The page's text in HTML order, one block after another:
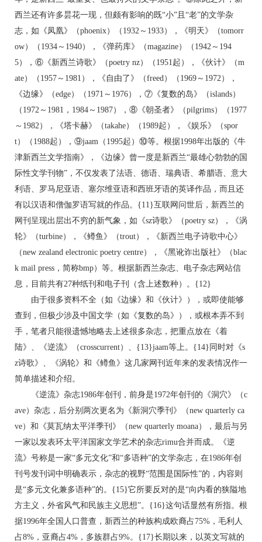
西兰还有许多昙花一现，但颇有影响的既“小”且“老”的文学杂
志，如《凤凰》（phoenix）（1932～1933），《明天》（tomorr
ow）（1934～1940），《弹药库》（magazine）（1942～194
5），⑥《新西兰诗歌》（poetry nz）（1951起），《伙计》（m
ate）（1957～1981），《自由了》（freed）（1969～1972），
《边缘》（edge）（1971～1976），⑦《复数的岛》（islands）
（1972～1981，1984～1987），⑧《朝圣者》（pilgrims）（1977
～1982），《塔卡赫》（takahe）（1989起），《娱乐》（spor
t）（1988起），⑨jaam（1995起）⑩等。根据1998年出版的《牛
津新西兰文学指南》，《边缘》曾一度是新西兰“最雄心勃勃的国
际性文学刊物”，不仅发表了法语、德语、瑞典语、希腊语、意大
利语、罗马尼亚语、塞尔维亚语和西班牙语的英译作品，而且还
有以汉语和僧伽罗语写就的作品。{11}互联网问世后，新西兰的
网刊呈现出层出不穷的新气象，如《sz诗歌》（poetry sz），《涡
轮》（turbine），《鳟鱼》（trout），《新西兰电子诗歌中心》
（new zealand electronic poetry centre），《黑讹诈出版社》（blac
k mail press，简称bmp）等。根据新西兰杂志、电子杂志网站信
息，目前共有27种纸刊和电子刊（含上述数种）。{12}
由于很多资料不全（如《边缘》和《伙计》），或即使能够
查到，但极少涉及中国文学（如《复数的岛》），或根本弄不到
手，笔者只能很遗憾地略去上述很多杂志，把重点放在《着
陆》、《逆流》（crosscurrent）、{13}jaam等上。{14}同时对《s
z诗歌》、《涡轮》和《鳟鱼》这几家网刊近年来的发表情况作一
简单描述和介绍。
《逆流》杂志1986年创刊，前身是1972年创刊的《洞穴》（c
ave）杂志，后分别两次更名为《新洞穴季刊》（new quarterly ca
ve）和《莫瓦纳太平洋季刊》（new quarterly moana），最后与另
一家以发表环太平洋国家文学艺术的杂志rimu合并而成。《逆
流》号称是一家“多元文化”和“多语种”的文学杂志，在1986年创
刊号发刊词中明确表示，杂志的视野“范围是国际性”的，内容则
是“多元文化兼多语种”的。{15}它所要反对的是“向内看的狭隘地
方主义，外省风气和民族主义思想”。{16}这句话显然有所指。根
据1996年全国人口普查，新西兰的种族构成欧裔占75%，毛利人
占8%，亚裔占4%，多族群占9%。{17}长期以来，以英文写就的